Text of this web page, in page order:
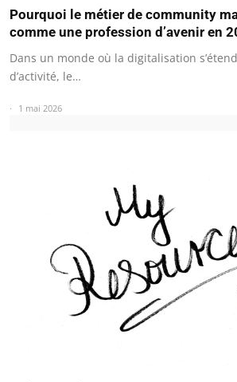
Pourquoi le métier de community
comme une profession d’avenir en
Dans un monde où la digitalisation
d’activité, le…
1 mai 2026